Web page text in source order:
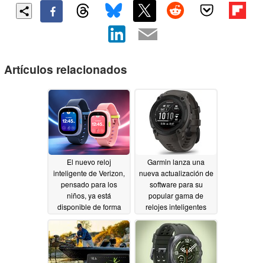
Artículos relacionados
El nuevo reloj
inteligente de Verizon,
pensado para los
niños, ya está
disponible de forma
trampa07/15/2026
Garmin lanza una
nueva actualización de
software para su
popular gama de
relojes inteligentes
07/08/2026